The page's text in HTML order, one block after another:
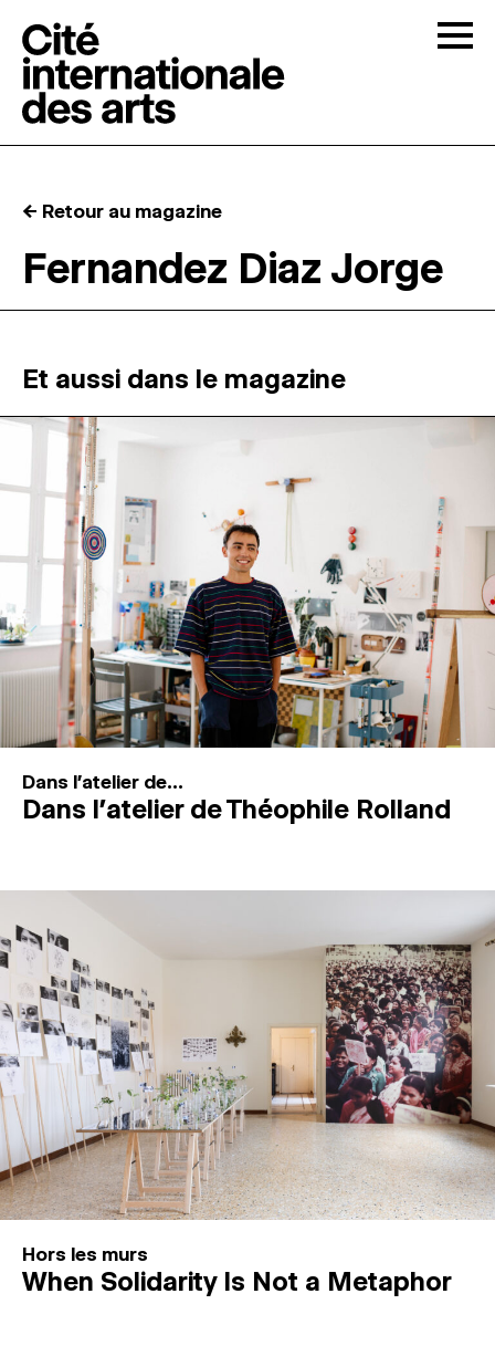
RÉSIDENCES ↓
ATELIERS OUVERTS
PROGRAMMATION
MAGAZINE
ESPACES DE PRATIQUE ARTISTIQUE ↓
Recherche
Connexion
← Retour au magazine
Fernandez Diaz Jorge
Et aussi dans le magazine
Dans l'atelier de...
Dans l’atelier de Théophile Rolland
Hors les murs
When Solidarity Is Not a Metaphor